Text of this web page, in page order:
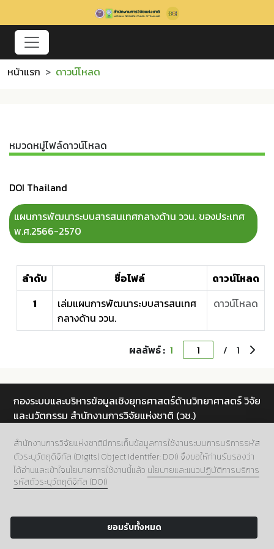
หน้าแรก ดาวน์โหลด
หมวดหมู่ไฟล์ดาวน์โหลด
DOI Thailand
แผนการพัฒนาระบบสารสนเทศกลางด้าน ววน. ของประเทศ
พ.ศ.2566-2570
ลำดับ ชื่อไฟล์
ดาวน์โหลด
1
เล่มแผนการพัฒนาระบบสารสนเทศ
กลางด้าน ววน.
ดาวน์โหลด
ผลลัพธ์ : 1 / 1
กองระบบและบริหารข้อมูลเชิงยุทธศาสตร์ด้านวิทยาศาสตร์ วิจัย
และนวัตกรรม สำนักงานการวิจัยแห่งชาติ (วช.)
ที่อยู่.196 ถนนพหลโยธิน แขวงลาดยาว เขตจตุจักร กทม.
10900
เบอร์โทร.02 5612445 ต่อ 705
อีเมล์.doi@nrct.go.th
สำนักงานการวิจัยแห่งชาติมีการเก็บข้อมูลการใช้งานระบบการบริการรหัส
ตัวระบุวัตถุดิจิทัล (Digitsl Object Identifer: DOI) จึงขอให้ท่านรับรองว่า
ได้อ่านและเข้าใจนโยบายการใช้งานนี้แล้ว นโยบายและแนวปฏิบัติการบริการ
รหัสตัวระบุวัตถุดิจิทัล (DOI)
ยอมรับทั้งหมด